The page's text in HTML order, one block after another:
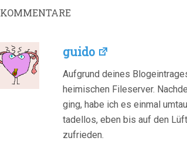
KOMMENTARE
guido
Aufgrund deines
heimischen Fileserver.
ging, habe ich es einmal
tadellos, eben bis auf den
zufrieden.